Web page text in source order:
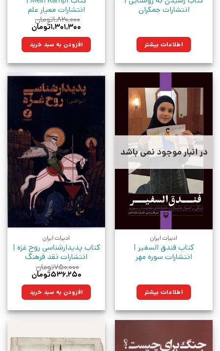
انتشارات جمکران
اطلاعات بیشتر
انتشارات معیار علم
۱,۸۲۰,۰۰۰تومان
قیمت
۱,۸۲۰,۰۰۰تومان
بود.
۱,۳۰۱,۳۰۰تومان
۱,۳۰۱,۳۰۰تومان.افزودن به سبد خرید
در انبار موجود نمی باشد
ادبیات ایران
کتاب فندق السفیر |
انتشارات سوره مهر
اطلاعات بیشتر
ادبیات ایران
کتاب پدیدارشناسی روح غزه |
انتشارات نقد فرهنگ
۷۵۰,۰۰۰تومان
قیمت
۷۵۰,۰۰۰تومان
بود.
۵۳۶,۲۵۰تومان
۵۳۶,۲۵۰تومان.افزودن به سبد خرید